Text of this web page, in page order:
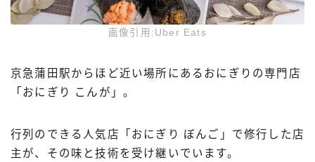
画像引用:Uber Eats
京急蒲田駅からほど近い場所にあるおにぎりの専門店
「おにぎり こんが」。
行列のできる人気店「おにぎり ぼんご」で修行した店
主が、その味と技術を受け継いでいます。